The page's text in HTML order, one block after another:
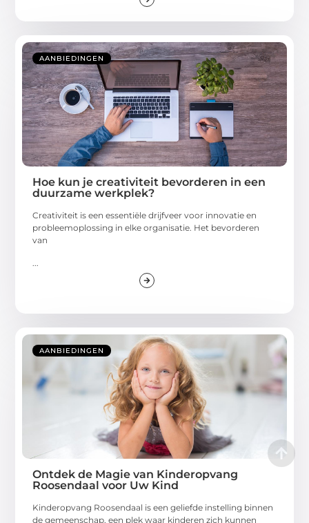
AANBIEDINGEN
Hoe kun je creativiteit bevorderen in een
duurzame werkplek?
Creativiteit is een essentiële drijfveer voor innovatie en
probleemoplossing in elke organisatie. Het bevorderen
van
AANBIEDINGEN
Ontdek de Magie van Kinderopvang
Roosendaal voor Uw Kind
Kinderopvang Roosendaal is een geliefde instelling binnen
de gemeenschap, een plek waar kinderen zich kunnen